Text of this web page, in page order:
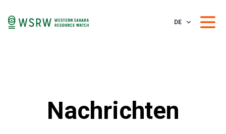
DE
Nachrichten